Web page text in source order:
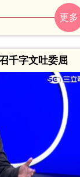
成了她的心願，
，許瑋甯見狀也
千字文吐委屈